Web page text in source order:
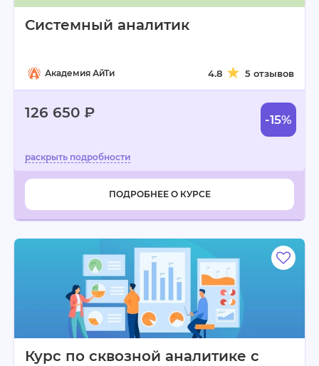
Системный аналитик
Академия АйТи 4.8 5 отзывов
126 650 ₽ -15%
ПОДРОБНЕЕ О КУРСЕ
Курс по сквозной аналитике с